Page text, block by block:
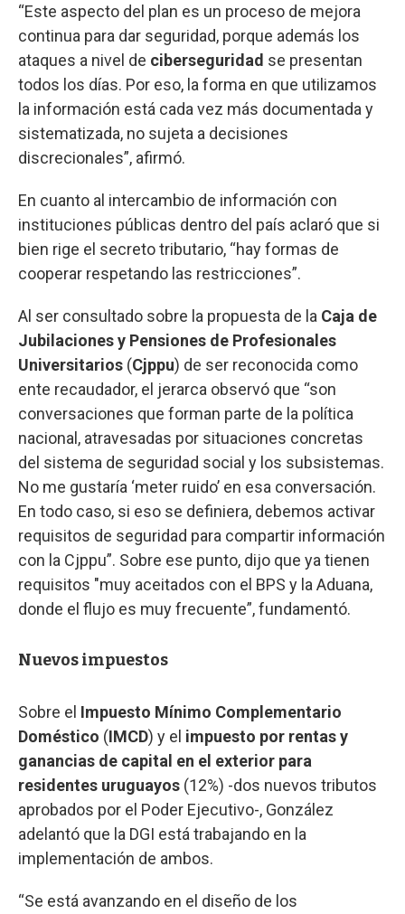
“Este aspecto del plan es un proceso de mejora
continua para dar seguridad, porque además los
ataques a nivel de ciberseguridad se presentan
todos los días. Por eso, la forma en que utilizamos
la información está cada vez más documentada y
sistematizada, no sujeta a decisiones
discrecionales”, afirmó.
En cuanto al intercambio de información con
instituciones públicas dentro del país aclaró que si
bien rige el secreto tributario, “hay formas de
cooperar respetando las restricciones”.
Al ser consultado sobre la propuesta de la Caja de
Jubilaciones y Pensiones de Profesionales
Universitarios (Cjppu) de ser reconocida como
ente recaudador, el jerarca observó que “son
conversaciones que forman parte de la política
nacional, atravesadas por situaciones concretas
del sistema de seguridad social y los subsistemas.
No me gustaría ‘meter ruido’ en esa conversación.
En todo caso, si eso se definiera, debemos activar
requisitos de seguridad para compartir información
con la Cjppu”. Sobre ese punto, dijo que ya tienen
requisitos "muy aceitados con el BPS y la Aduana,
donde el flujo es muy frecuente”, fundamentó.
Nuevos impuestos
Sobre el Impuesto Mínimo Complementario
Doméstico (IMCD) y el impuesto por rentas y
ganancias de capital en el exterior para
residentes uruguayos (12%) -dos nuevos tributos
aprobados por el Poder Ejecutivo-, González
adelantó que la DGI está trabajando en la
implementación de ambos.
“Se está avanzando en el diseño de los